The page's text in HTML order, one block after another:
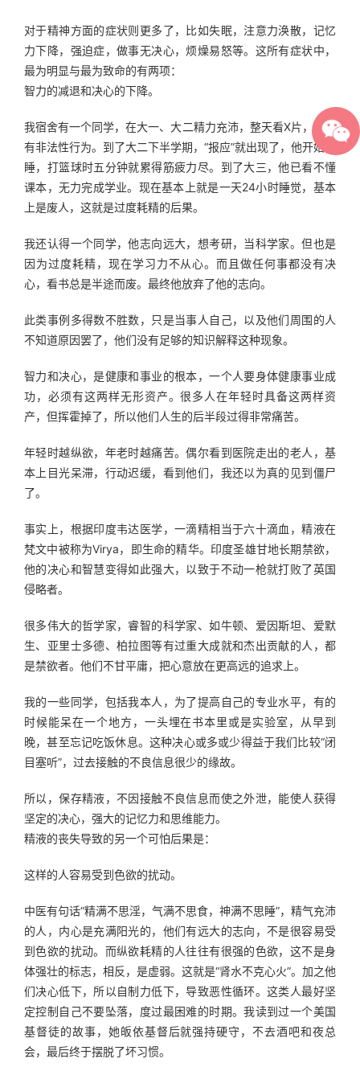
对于精神方面的症状则更多了，比如失眠，注意力涣散，记忆
力下降，强迫症，做事无决心，烦燥易怒等。这所有症状中，
最为明显与最为致命的有两项：
智力的减退和决心的下降。
我宿舍有一个同学，在大一、大二精力充沛，整天看X片，而且
有非法性行为。到了大二下半学期，“报应”就出现了，他开始嗜
睡，打篮球时五分钟就累得筋疲力尽。到了大三，他已看不懂
课本，无力完成学业。现在基本上就是一天24小时睡觉，基本
上是废人，这就是过度耗精的后果。
我还认得一个同学，他志向远大，想考研，当科学家。但也是
因为过度耗精，现在学习力不从心。而且做任何事都没有决
心，看书总是半途而废。最终他放弃了他的志向。
此类事例多得数不胜数，只是当事人自己，以及他们周围的人
不知道原因罢了，他们没有足够的知识解释这种现象。
智力和决心，是健康和事业的根本，一个人要身体健康事业成
功，必须有这两样无形资产。很多人在年轻时具备这两样资
产，但挥霍掉了，所以他们人生的后半段过得非常痛苦。
年轻时越纵欲，年老时越痛苦。偶尔看到医院走出的老人，基
本上目光呆滞，行动迟缓，看到他们，我还以为真的见到僵尸
了。
事实上，根据印度韦达医学，一滴精相当于六十滴血，精液在
梵文中被称为Virya，即生命的精华。印度圣雄甘地长期禁欲，
他的决心和智慧变得如此强大，以致于不动一枪就打败了英国
侵略者。
很多伟大的哲学家，睿智的科学家、如牛顿、爱因斯坦、爱默
生、亚里士多德、柏拉图等有过重大成就和杰出贡献的人，都
是禁欲者。他们不甘平庸，把心意放在更高远的追求上。
我的一些同学，包括我本人，为了提高自己的专业水平，有的
时候能呆在一个地方，一头埋在书本里或是实验室，从早到
晚，甚至忘记吃饭休息。这种决心或多或少得益于我们比较“闭
目塞听”，过去接触的不良信息很少的缘故。
所以，保存精液，不因接触不良信息而使之外泄，能使人获得
坚定的决心，强大的记忆力和思维能力。
精液的丧失导致的另一个可怕后果是：
这样的人容易受到色欲的扰动。
中医有句话“精满不思淫，气满不思食，神满不思睡”，精气充沛
的人，内心是充满阳光的，他们有远大的志向，不是很容易受
到色欲的扰动。而纵欲耗精的人往往有很强的色欲，这不是身
体强壮的标志，相反，是虚弱。这就是“肾水不克心火”。加之他
们决心低下，所以自制力低下，导致恶性循环。这类人最好坚
定控制自己不要坠落，度过最困难的时期。我读到过一个美国
基督徒的故事，她皈依基督后就强持硬守，不去酒吧和夜总
会，最后终于摆脱了坏习惯。